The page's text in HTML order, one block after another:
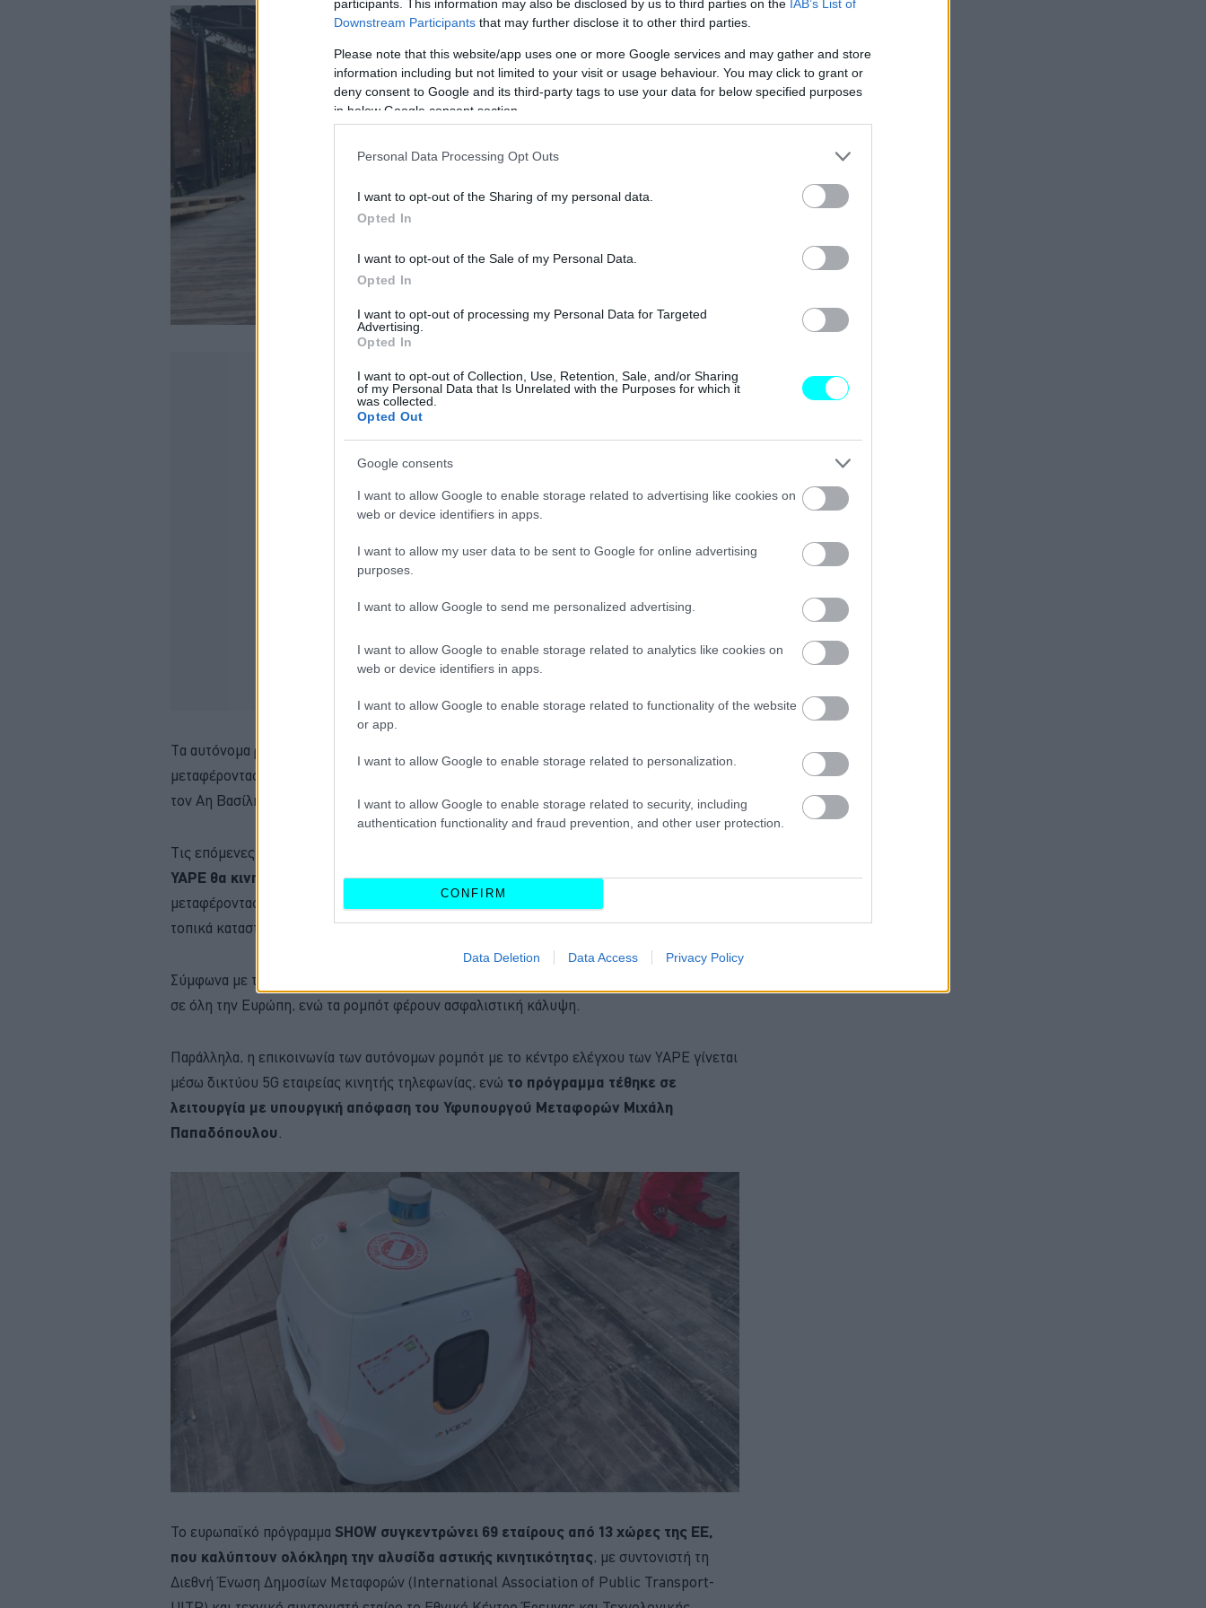
participants. This information may also be disclosed by us to third parties on the IAB’s List of
Downstream Participants that may further disclose it to other third parties.
Please note that this website/app uses one or more Google services and may gather and store
information including but not limited to your visit or usage behaviour. You may click to grant or
deny consent to Google and its third-party tags to use your data for below specified purposes
in below Google consent section.
Personal Data Processing Opt Outs
I want to opt-out of the Sharing of my personal data.
Opted In
I want to opt-out of the Sale of my Personal Data.
Opted In
I want to opt-out of processing my Personal Data for Targeted
Advertising.
Opted In
I want to opt-out of Collection, Use, Retention, Sale, and/or Sharing
of my Personal Data that Is Unrelated with the Purposes for which it
was collected.
Opted Out
Google consents
I want to allow Google to enable storage related to advertising like cookies on
web or device identifiers in apps.
I want to allow my user data to be sent to Google for online advertising
purposes.
I want to allow Google to send me personalized advertising.
I want to allow Google to enable storage related to analytics like cookies on
web or device identifiers in apps.
I want to allow Google to enable storage related to functionality of the website
or app.
I want to allow Google to enable storage related to personalization.
I want to allow Google to enable storage related to security, including
authentication functionality and fraud prevention, and other user protection.
CONFIRM
Data Deletion Data Access Privacy Policy
Τα αυτόνομα ρομπότ ξεκίνησαν τις «εργασίες» τους αρχικά στον Μύλο των Ξωτικών,
μεταφέροντας τα γράμματα των μικρών παιδιών από το Ταχυδρομείο των Ξωτικών προς
τον Αη Βασίλη.
Τις επόμενες ημέρες,
YAPE θα κινηθούν στον πεζόδρομο της Ασκληπιού,στο κέντρο της πόλης,
μεταφέροντας εφημερίδες, αλληλογραφία και μικρά πακέτα από τους προμηθευτές στα
τοπικά καταστήματα.
Σύμφωνα με την e-Trikala η πιλοτική δοκιμή των αυτόνομων ρομπότ αποτελεί καινοτομία
σε όλη την Ευρώπη, ενώ τα ρομπότ φέρουν ασφαλιστική κάλυψη.
Παράλληλα, η επικοινωνία των αυτόνομων ρομπότ με το κέντρο ελέγχου των YAPE γίνεται
μέσω δικτύου 5G εταιρείας κινητής τηλεφωνίας, ενώ το πρόγραμμα τέθηκε σε
λειτουργία με υπουργική απόφαση του Υφυπουργού Μεταφορών Μιχάλη
Παπαδόπουλου.
Το ευρωπαϊκό πρόγραμμα SHOW συγκεντρώνει 69 εταίρους από 13 χώρες της ΕΕ,
που καλύπτουν ολόκληρη την αλυσίδα αστικής κινητικότητας, με συντονιστή τη
Διεθνή Ένωση Δημοσίων Μεταφορών (International Association of Public Transport-